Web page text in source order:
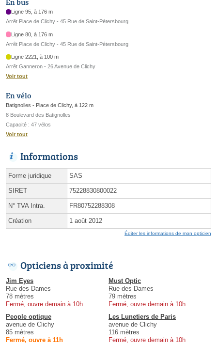
En bus
Ligne 95, à 176 m
Arrêt Place de Clichy - 45 Rue de Saint-Pétersbourg
Ligne 80, à 176 m
Arrêt Place de Clichy - 45 Rue de Saint-Pétersbourg
Ligne 2221, à 100 m
Arrêt Ganneron - 26 Avenue de Clichy
Voir tout
En vélo
Batignolles - Place de Clichy, à 122 m
8 Boulevard des Batignolles
Capacité : 47 vélos
Voir tout
Informations
Forme juridique SAS
SIRET 75228830800022
N° TVA Intra. FR80752288308
Création 1 août 2012
Éditer les informations de mon opticien
Opticiens à proximité
Jim Eyes
Rue des Dames
78 mètres
Fermé, ouvre demain à 10h
Must Optic
Rue des Dames
79 mètres
Fermé, ouvre demain à 10h
People optique
avenue de Clichy
85 mètres
Fermé, ouvre à 11h
Les Lunetiers de Paris
avenue de Clichy
116 mètres
Fermé, ouvre demain à 10h